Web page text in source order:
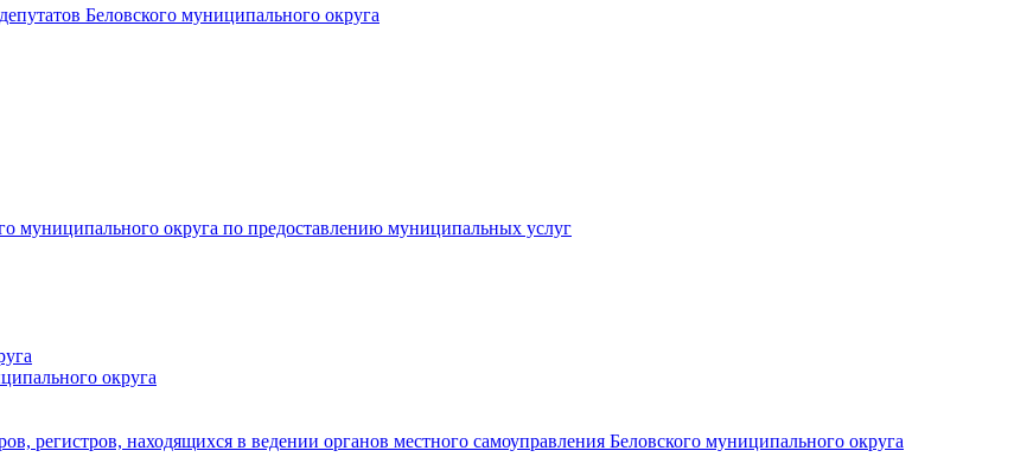
Беловского муниципального округа
муниципального округа по предоставлению муниципальных услуг
округа
регистров, находящихся в ведении органов местного самоуправления Беловского муниципального округа